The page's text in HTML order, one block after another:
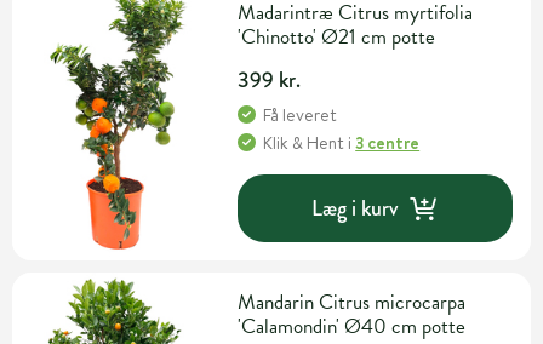
Madarintræ Citrus myrtifolia
'Chinotto' Ø21 cm potte
399 kr.
Få leveret
Klik & Hent i3 centre
Læg i kurv
Mandarin Citrus microcarpa
'Calamondin' Ø40 cm potte